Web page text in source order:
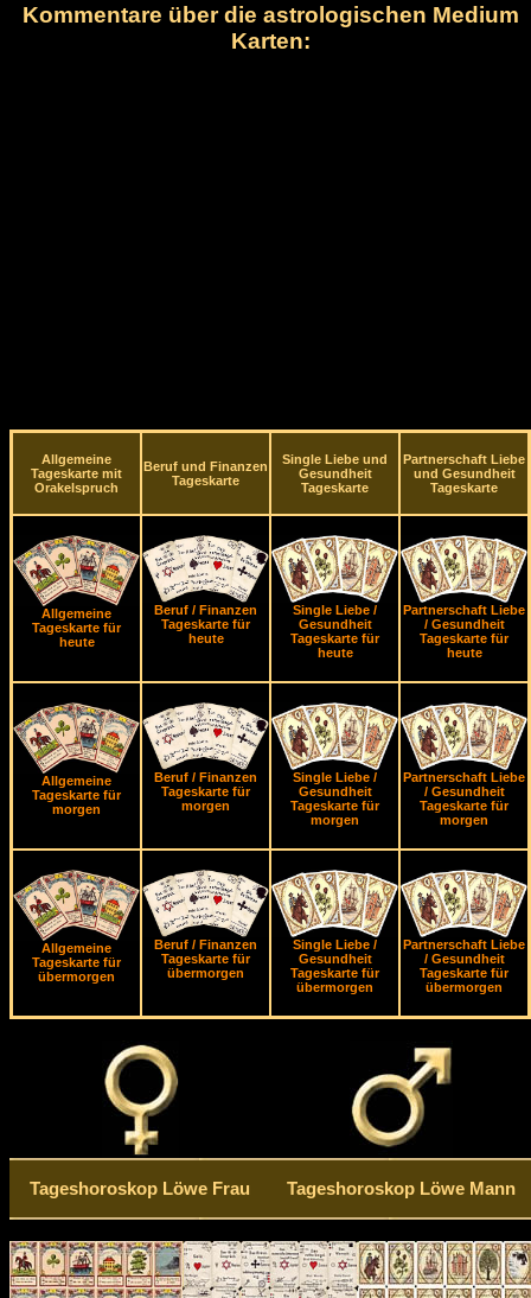
Kommentare über die astrologischen Medium
Karten:
Allgemeine
Tageskarte mit
Orakelspruch
Beruf und Finanzen
Tageskarte
Single Liebe und
Gesundheit
Tageskarte
Partnerschaft Liebe
und Gesundheit
Tageskarte
Allgemeine
Tageskarte für
heute
Beruf / Finanzen
Tageskarte für
heute
Single Liebe /
Gesundheit
Tageskarte für
heute
Partnerschaft Liebe
/ Gesundheit
Tageskarte für
heute
Allgemeine
Tageskarte für
morgen
Beruf / Finanzen
Tageskarte für
morgen
Single Liebe /
Gesundheit
Tageskarte für
morgen
Partnerschaft Liebe
/ Gesundheit
Tageskarte für
morgen
Allgemeine
Tageskarte für
übermorgen
Beruf / Finanzen
Tageskarte für
übermorgen
Single Liebe /
Gesundheit
Tageskarte für
übermorgen
Partnerschaft Liebe
/ Gesundheit
Tageskarte für
übermorgen
Tageshoroskop Löwe Frau Tageshoroskop Löwe Mann